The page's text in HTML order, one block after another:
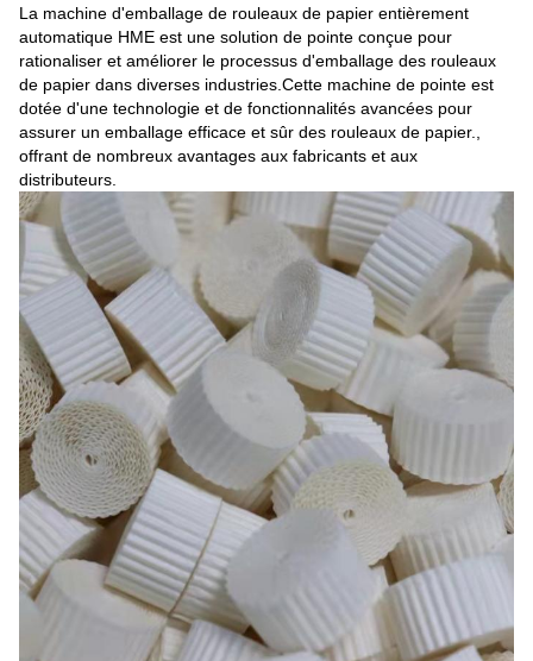
La machine d'emballage de rouleaux de papier entièrement
automatique HME est une solution de pointe conçue pour
rationaliser et améliorer le processus d'emballage des rouleaux
de papier dans diverses industries.Cette machine de pointe est
dotée d'une technologie et de fonctionnalités avancées pour
assurer un emballage efficace et sûr des rouleaux de papier.,
offrant de nombreux avantages aux fabricants et aux
distributeurs.